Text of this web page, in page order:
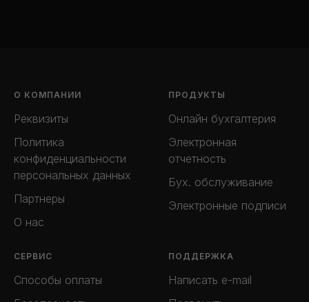
О КОМПАНИИ
Реквизиты
Политика
конфиденциальности
персональных данных
Партнеры
О нас
ПРОДУКТЫ
Онлайн бухгалтерия
Электронная
отчетность
Бух. обслуживание
Электронные подписи
СЕРВИС
Способы оплаты
ПОДДЕРЖКА
Написать e-mail